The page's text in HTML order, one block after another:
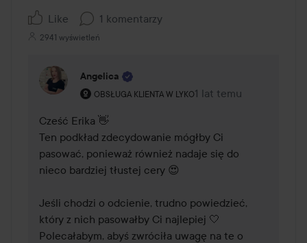
Like 1 komentarzy
2941 wyświetleń
Angelica
OBSŁUGA KLIENTA W LYKO
Rola użytkownika: Obsługa klienta w Lyko.
1 lat temu
Komentarz został
Cześć Erika 👋
Ten podkład zdecydowanie mógłby Ci
pasować, ponieważ również nadaje się do
nieco bardziej tłustej cery 😍
Jeśli chodzi o odcienie, trudno powiedzieć,
który z nich pasowałby Ci najlepiej 🤍
Polecałabym, abyś zwróciła uwagę na te o